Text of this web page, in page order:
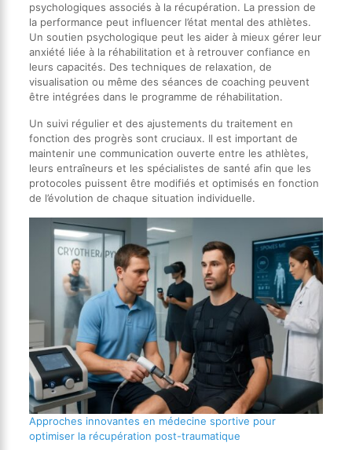
psychologiques associés à la récupération. La pression de
la performance peut influencer l’état mental des athlètes.
Un soutien psychologique peut les aider à mieux gérer leur
anxiété liée à la réhabilitation et à retrouver confiance en
leurs capacités. Des techniques de relaxation, de
visualisation ou même des séances de coaching peuvent
être intégrées dans le programme de réhabilitation.
Un suivi régulier et des ajustements du traitement en
fonction des progrès sont cruciaux. Il est important de
maintenir une communication ouverte entre les athlètes,
leurs entraîneurs et les spécialistes de santé afin que les
protocoles puissent être modifiés et optimisés en fonction
de l’évolution de chaque situation individuelle.
Approches innovantes en médecine sportive pour
optimiser la récupération post-traumatique